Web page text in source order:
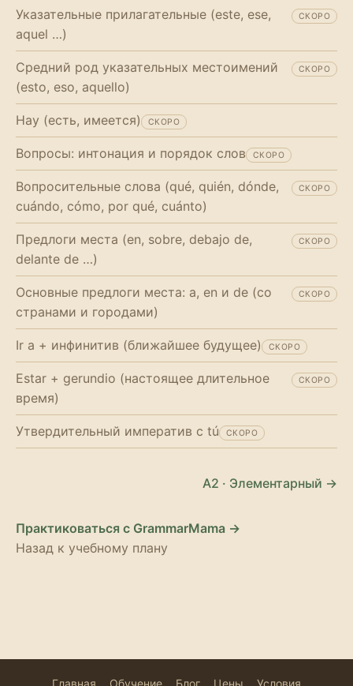
Указательные прилагательные (este, ese,
aquel …)
СКОРО
Средний род указательных местоимений
(esto, eso, aquello)
СКОРО
Hay (есть, имеется) СКОРО
Вопросы: интонация и порядок слов СКОРО
Вопросительные слова (qué, quién, dónde,
cuándo, cómo, por qué, cuánto)
СКОРО
Предлоги места (en, sobre, debajo de,
delante de …)
СКОРО
Основные предлоги места: a, en и de (со
странами и городами)
СКОРО
Ir a + инфинитив (ближайшее будущее) СКОРО
Estar + gerundio (настоящее длительное
время)
СКОРО
Утвердительный императив с tú СКОРО
A2 · Элементарный →
Практиковаться с GrammarMama →
Назад к учебному плану
Главная Обучение Блог Цены Условия